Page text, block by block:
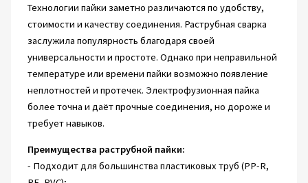
Технологии пайки заметно различаются по удобству,
стоимости и качеству соединения. Раструбная сварка
заслужила популярность благодаря своей
универсальности и простоте. Однако при неправильной
температуре или времени пайки возможно появление
неплотностей и протечек. Электрофузионная пайка
более точна и даёт прочные соединения, но дороже и
требует навыков.
Преимущества раструбной пайки:
- Подходит для большинства пластиковых труб (PP-R,